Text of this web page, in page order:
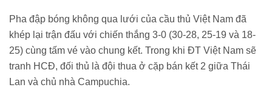
Pha đập bóng không qua lưới của cầu thủ Việt Nam đã
khép lại trận đấu với chiến thắng 3-0 (30-28, 25-19 và 18-
25) cùng tấm vé vào chung kết. Trong khi ĐT Việt Nam sẽ
tranh HCĐ, đối thủ là đội thua ở cặp bán kết 2 giữa Thái
Lan và chủ nhà Campuchia.